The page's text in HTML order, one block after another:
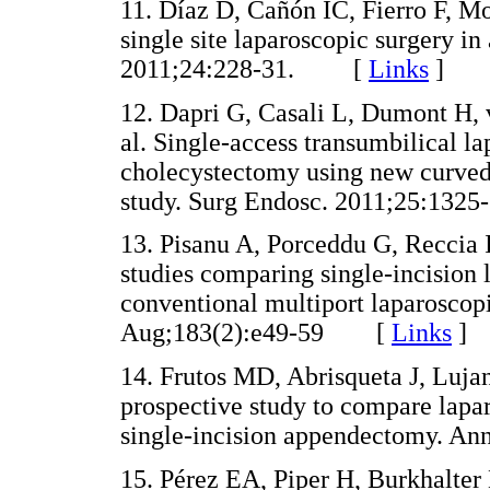
11. Díaz D, Cañón IC, Fierro F,
single site laparoscopic surgery
2011;24:228-31. [ Links ]
12. Dapri G, Casali L, Dumont
al. Single-access transumbilical
cholecystectomy using new
study. Surg Endosc.
13. Pisanu A, Porceddu G,
studies comparing single-incision
conventional multiport
Aug;183(2):e49-59 [ Links ]
14. Frutos MD, Abrisqueta J,
prospective study to compare
single-incision appendectomy.
15. Pérez EA, Piper H,